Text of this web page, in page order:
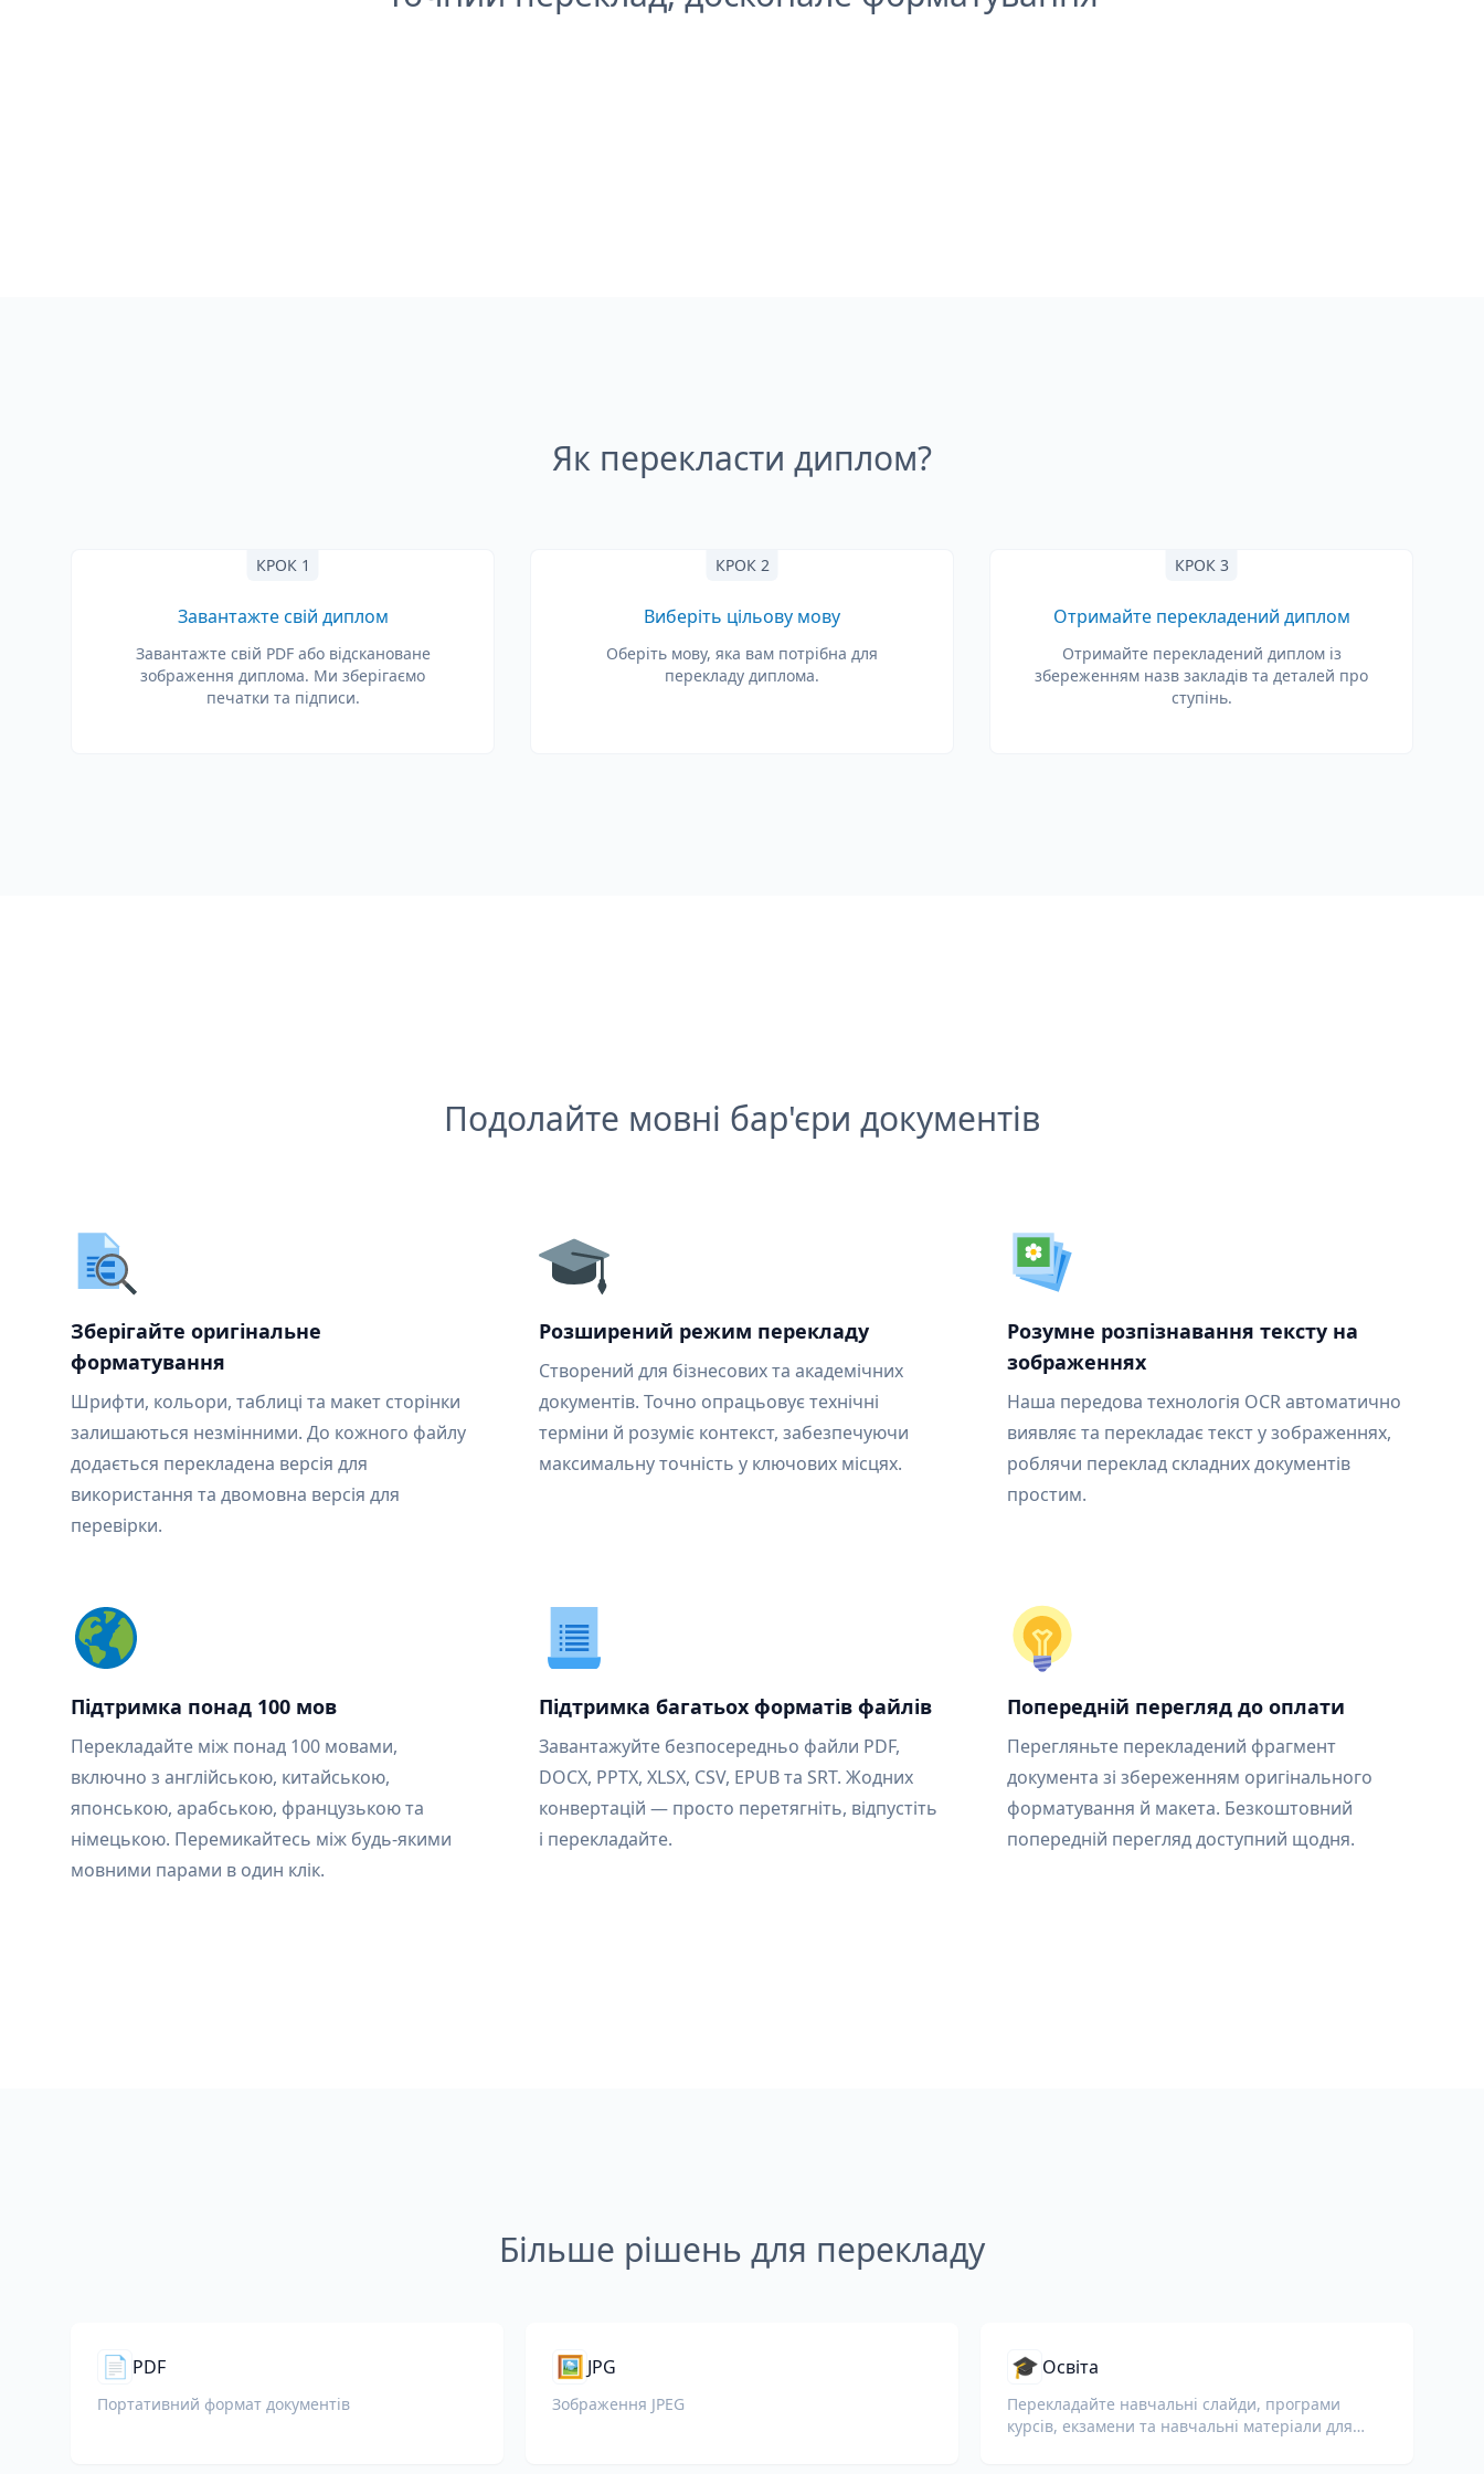
Як перекласти диплом?
КРОК 1
Завантажте свій диплом
Завантажте свій PDF або відскановане
зображення диплома. Ми зберігаємо
печатки та підписи.
КРОК 2
Виберіть цільову мову
Оберіть мову, яка вам потрібна для
перекладу диплома.
КРОК 3
Отримайте перекладений диплом
Отримайте перекладений диплом із
збереженням назв закладів та деталей про
ступінь.
Подолайте мовні бар'єри документів
Зберігайте оригінальне
форматування
Шрифти, кольори, таблиці та макет сторінки
залишаються незмінними. До кожного файлу
додається перекладена версія для
використання та двомовна версія для
перевірки.
Розширений режим перекладу
Створений для бізнесових та академічних
документів. Точно опрацьовує технічні
терміни й розуміє контекст, забезпечуючи
максимальну точність у ключових місцях.
Розумне розпізнавання тексту на
зображеннях
Наша передова технологія OCR автоматично
виявляє та перекладає текст у зображеннях,
роблячи переклад складних документів
простим.
Підтримка понад 100 мов
Перекладайте між понад 100 мовами,
включно з англійською, китайською,
японською, арабською, французькою та
німецькою. Перемикайтесь між будь-якими
мовними парами в один клік.
Підтримка багатьох форматів файлів
Завантажуйте безпосередньо файли PDF,
DOCX, PPTX, XLSX, CSV, EPUB та SRT. Жодних
конвертацій — просто перетягніть, відпустіть
і перекладайте.
Попередній перегляд до оплати
Перегляньте перекладений фрагмент
документа зі збереженням оригінального
форматування й макета. Безкоштовний
попередній перегляд доступний щодня.
Більше рішень для перекладу
📄 PDF
Портативний формат документів
🖼️ JPG
Зображення JPEG
🎓 Освіта
Перекладайте навчальні слайди, програми
курсів, екзамени та навчальні матеріали для